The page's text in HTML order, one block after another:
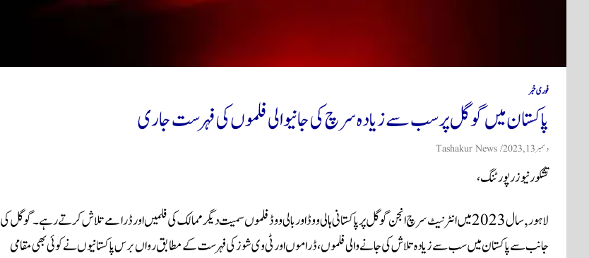
فوری خبر
پاکستان میں گوگل پرسب سے زیادہ سرچ کی جانیوالی فلموں کی فہرست جاری
دسمبر 13, 2023 Tashakur News
تشکور نیوز رپورٹنگ،
لاہور, سال 2023 میں انٹرنیٹ سرچ انجن گوگل پر پاکستانی ہالی ووڈ اور بالی ووڈ فلموں سمیت دیگر ممالک کی فلمیں اور ڈرامے تلاش کرتے رہے۔ گوگل کی
جانب سے پاکستان میں سب سے زیادہ تلاش کی جانے والی فلموں، ڈراموں اور ٹی وی شوز کی فہرست کے مطابق رواں برس پاکستانیوں نے کوئی بھی مقامی